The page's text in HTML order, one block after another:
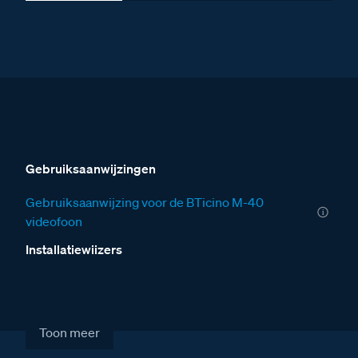
Gebruiksaanwijzingen
Gebruiksaanwijzing voor de BTicino M-40
videofoon
Installatiewijzers
Installatiewijzer tweedraads systeem video
Toon meer